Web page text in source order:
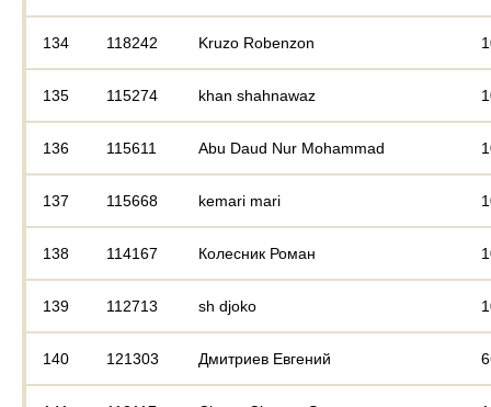
134 118242 Kruzo Robenzon
135 115274 khan shahnawaz
136 115611 Abu Daud Nur Mohammad
137 115668 kemari mari
138 114167 Колесник Роман
139 112713 sh djoko
140 121303 Дмитриев Евгений